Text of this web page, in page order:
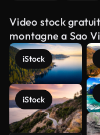
Video stock
montagne a Sao
iStock
iStock